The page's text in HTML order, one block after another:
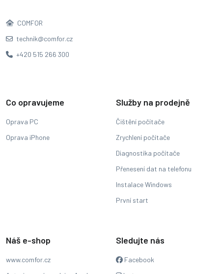
COMFOR
technik@comfor.cz
+420 515 266 300
Co opravujeme
Oprava PC
Oprava iPhone
Služby na prodejně
Čištění počítače
Zrychlení počítače
Diagnostika počítače
Přenesení dat na telefonu
Instalace Windows
První start
Náš e-shop
www.comfor.cz
Sledujte nás
Facebook